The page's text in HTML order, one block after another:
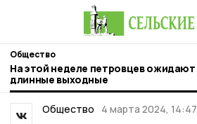
Общество
На этой неделе петровцев ожидают
длинные выходные
Общество 4 марта 2024, 14:47